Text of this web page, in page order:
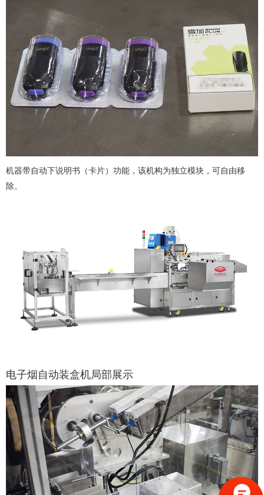
机器带自动下说明书（卡片）功能，该机构为独立模块，可自由移
除。
电子烟自动装盒机局部展示